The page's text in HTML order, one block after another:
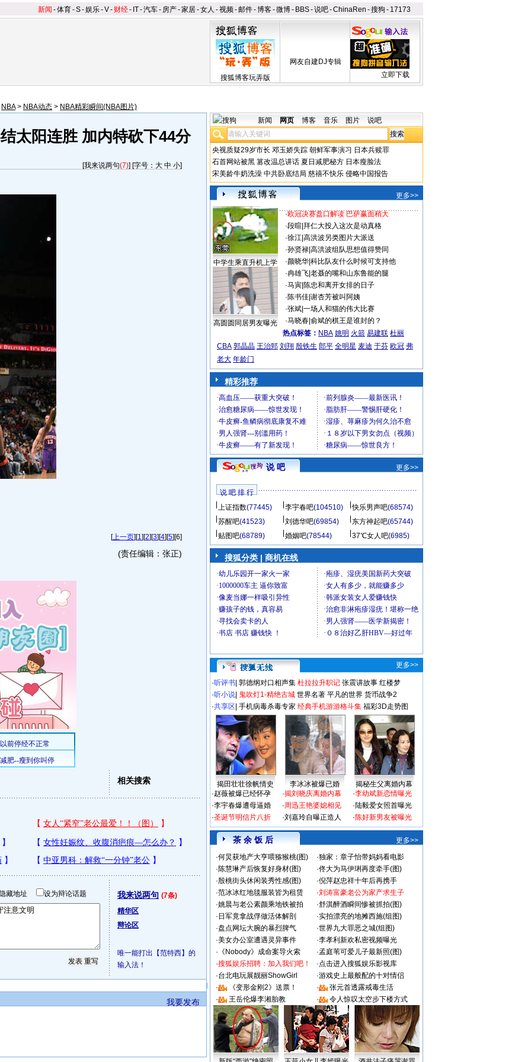
新闻 -体育-S-娱乐-V- 财经- IT-汽车- 房产-家居-女人 -视频-邮件-博客-微博- BBS-说吧-ChinaRen -搜狗 - 17173
搜狐博客玩弄版
网友自建DJ专辑
立即下载
NBA> NBA动态 > NBA精彩瞬间(NBA图片)
太阳连胜 加内特砍下44分
[我来说两句(7)] [字号： 大 中 小]
[上一页][1][2][3][4][5][6]
(责任编辑：张正)
相关搜索
藏地址 设为辩论话题 我来说两句 (7条)
精华区
辩论区
唯一能打出【范特西】的
输入法！
我要发布
新闻 网页 博客 音乐 图片 说吧
央视质疑29岁市长 邓玉娇失踪 朝鲜军事演习 日本兵赎罪
石首网站被黑 篡改温总讲话 夏日减肥秘方 日本瘦脸法
宋美龄牛奶洗澡 中共卧底结局 慈禧不快乐 侵略中国报告
更多>>
中学生乘直升机上学
高圆圆同居男友曝光
·欧冠决赛盘口解读 巴萨赢面稍大
·段暄 拜仁大投入这次是动真格
·徐江| 高洪波另类图片大派送
·孙贤禄| 高洪波组队思想值得赞同
·颜晓华| 科比队友什么时候可支持他
·冉雄飞| 老聂的嘴和山东鲁能的腿
·马寅| 陈忠和离开女排的日子
·陈书佳| 谢杏芳被叫阿姨
·张斌| 一场人和猫的伟大比赛
·马晓春| 俞斌的棋王是谁封的？
热点标签： NBA 姚明 火箭 易建联 杜丽
CBA 郭晶晶 王治郅 刘翔 殷铁生 郎平 全明星 麦迪 于芬 欧冠 弗
老大 年龄门
精彩推荐
说 吧 更多>>
说 吧 排 行
上证指数(77445) 李宇春吧(104510) 快乐男声吧(68574)
苏醒吧(41523) 刘德华吧(69854) 东方神起吧(65744)
贴图吧(68789) 婚姻吧(78544) 37℃女人吧(6985)
搜狐分类 | 商机在线
更多>>
·听评书 郭德纲对口相声集 杜拉拉升职记 张震讲故事 红楼梦
·听小说 鬼吹灯1-精绝古城 世界名著 平凡的世界 货币战争2
·共享区 手机病毒杀毒专家 经典手机游游格斗集 福彩3D走势图
揭田壮壮徐帆情史 李冰冰被爆已婚
揭秘生父离婚内幕
·赵薇被爆已经怀孕
·李宇春爆遭母逼婚
·圣诞节明信片八折
·揭刘晓庆离婚内幕
·周迅王艳婆媳相见
·刘嘉玲自曝正造人
·李幼斌新恋情曝光
·陆毅爱女照首曝光
·陈好新男友被曝光
茶 余 饭 后
更多>>
·何炅获地产大亨喂猕猴桃(图) ·独家：章子怡带妈妈看电影
·陈慧琳产后恢复好身材(图) ·佟大为马伊琍再度牵手(图)
·殷桃街头休闲装秀性感(图) ·倪萍赵忠祥十年后再携手
·范冰冰红地毯服装皆为租赁 ·刘涛富豪老公为家产求生子
·姚晨与老公素颜乘地铁被拍 ·舒淇醉酒瞬间惨被抓拍(图)
· 日军竟拿战俘做活体解剖 ·实拍漂亮的地摊西施(组图)
·盘点网坛大腕的暴烈脾气 ·世界九大罪恶之城(组图)
·美女办公室遭遇灵异事件 ·李孝利新欢私密视频曝光
· 《Nobody》成命案导火索 ·孟庭苇可爱儿子最新照(图)
·搜狐娱乐招聘：加入我们吧！ ·点击进入搜狐娱乐影视库
·台北电玩展靓丽ShowGirl ·游戏史上最般配的十对情侣
·
《变形金刚2》送票！ ·
张元首透露戒毒生活
·
王岳伦爆李湘胎教 · 令人惊叹太空步下楼方式